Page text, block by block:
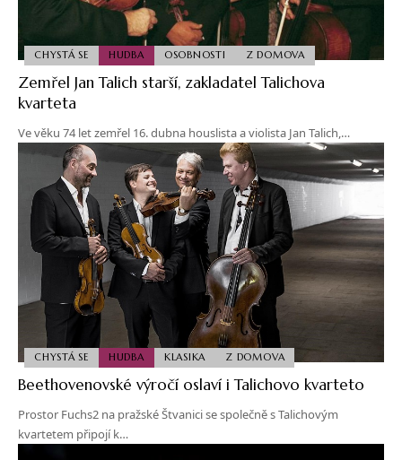
CHYSTÁ SE HUDBA OSOBNOSTI Z DOMOVA
Zemřel Jan Talich starší, zakladatel Talichova
kvarteta
Ve věku 74 let zemřel 16. dubna houslista a violista Jan Talich,…
CHYSTÁ SE HUDBA KLASIKA Z DOMOVA
Beethovenovské výročí oslaví i Talichovo kvarteto
Prostor Fuchs2 na pražské Štvanici se společně s Talichovým
kvartetem připojí k…